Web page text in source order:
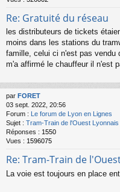
Re: Gratuité du réseau
les distributeurs de tickets
moins dans les stations du
famille, celui ci n'est pas vendu
m'a affirmé le chauffeur il n'est
par FORET
03 sept. 2022, 20:56
Forum :
Le forum de Lyon en Lignes
Sujet : Tram-Train de l'Ouest
Réponses : 1550
Vues : 1596075
Re: Tram-Train de
La voie est toujours en place